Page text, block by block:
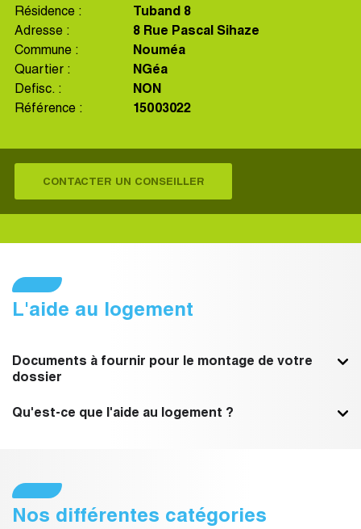
Résidence :
Tuband 8
Adresse :
8 Rue Pascal Sihaze
Commune :
Nouméa
Quartier :
NGéa
Defisc. :
NON
Référence :
15003022
CONTACTER UN CONSEILLER
L'aide au logement
Documents à fournir pour le montage de votre
dossier
Qu'est-ce que l'aide au logement ?
Nos différentes catégories